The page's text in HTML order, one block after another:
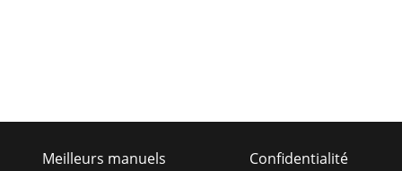
Meilleurs manuels
Confidentialité